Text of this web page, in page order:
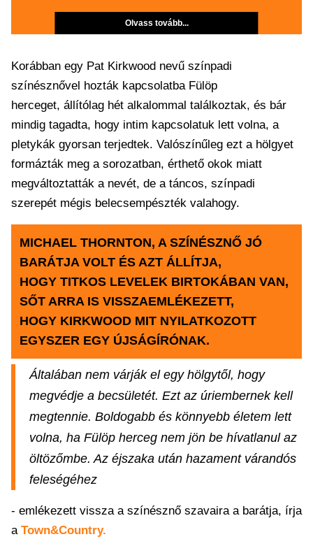
Olvass tovább...
Korábban egy Pat Kirkwood nevű színpadi
színésznővel hozták kapcsolatba Fülöp
herceget, állítólag hét alkalommal találkoztak, és bár
mindig tagadta, hogy intim kapcsolatuk lett volna, a
pletykák gyorsan terjedtek. Valószínűleg ezt a hölgyet
formázták meg a sorozatban, érthető okok miatt
megváltoztatták a nevét, de a táncos, színpadi
szerepét mégis belecsempészték valahogy.
MICHAEL THORNTON, A SZÍNÉSZNŐ JÓ
BARÁTJA VOLT ÉS AZT ÁLLÍTJA,
HOGY TITKOS LEVELEK BIRTOKÁBAN VAN,
SŐT ARRA IS VISSZAEMLÉKEZETT,
HOGY KIRKWOOD MIT NYILATKOZOTT
EGYSZER EGY ÚJSÁGÍRÓNAK.
Általában nem várják el egy hölgytől, hogy
megvédje a becsületét. Ezt az úriembernek kell
megtennie. Boldogabb és könnyebb életem lett
volna, ha Fülöp herceg nem jön be hívatlanul az
öltözőmbe. Az éjszaka után hazament várandós
feleségéhez
- emlékezett vissza a színésznő szavaira a barátja, írja
aTown&Country.